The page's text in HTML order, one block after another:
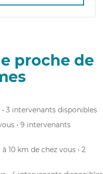
proche de
• 3 intervenants disponibles
• 9 intervenants
à 10 km de chez vous • 2